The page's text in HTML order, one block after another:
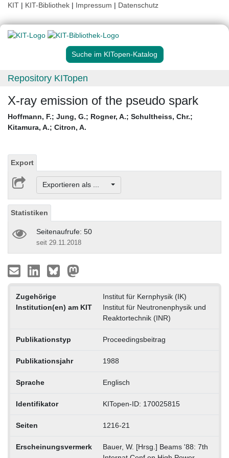
KIT | KIT-Bibliothek | Impressum | Datenschutz
Suche im KITopen-Katalog
Repository KITopen
X-ray emission of the pseudo spark
Hoffmann, F.; Jung, G.; Rogner, A.; Schultheiss, Chr.;
Kitamura, A.; Citron, A.
Export
Exportieren als ...
Statistiken
Seitenaufrufe: 50
seit 29.11.2018
Zugehörige
Institution(en) am KIT
Institut für Kernphysik (IK)
Institut für Neutronenphysik und
Reaktortechnik (INR)
Publikationstyp Proceedingsbeitrag
Publikationsjahr 1988
Sprache Englisch
Identifikator KITopen-ID: 170025815
Seiten 1216-21
Erscheinungsvermerk
Bauer, W. [Hrsg.] Beams '88: 7th